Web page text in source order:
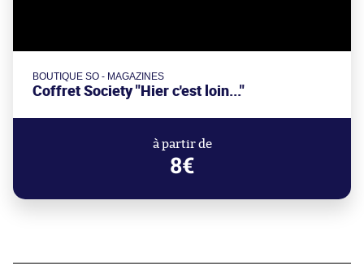
BOUTIQUE SO - MAGAZINES
Coffret Society "Hier c'est loin..."
à partir de
8€